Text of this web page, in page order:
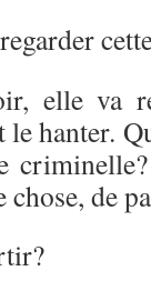
elle va
hanter.
chose, de